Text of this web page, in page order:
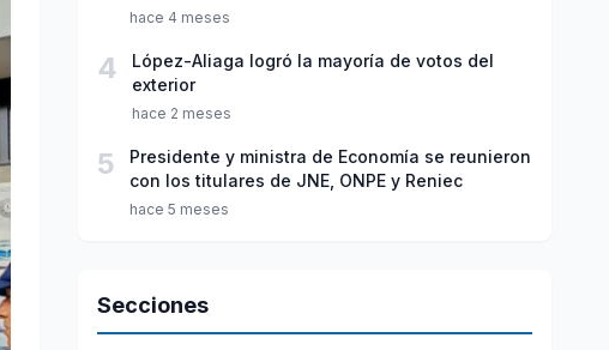
jóvenes
hace 4 meses
4
López-Aliaga logró la mayoría de votos del
exterior
hace 2 meses
5
Presidente y ministra de Economía se reunieron
con los titulares de JNE, ONPE y Reniec
hace 5 meses
Secciones